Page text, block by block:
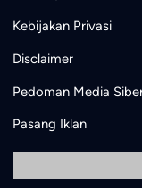
Kebijakan Privasi
Disclaimer
Pedoman Media
Pasang Iklan